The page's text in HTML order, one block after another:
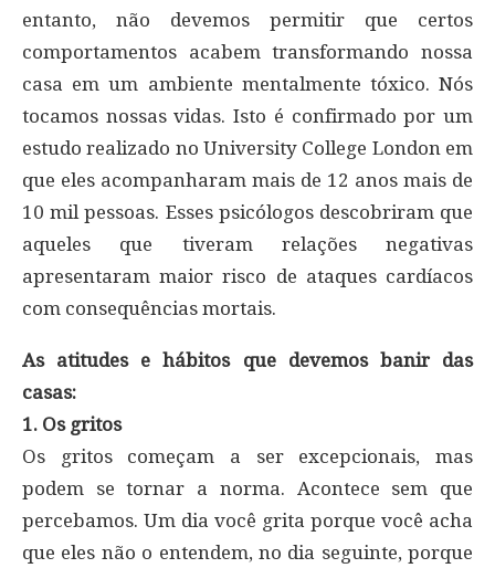
entanto, não devemos permitir que certos
comportamentos acabem transformando nossa
casa em um ambiente mentalmente tóxico. Nós
tocamos nossas vidas. Isto é confirmado por um
estudo realizado no University College London em
que eles acompanharam mais de 12 anos mais de
10 mil pessoas. Esses psicólogos descobriram que
aqueles que tiveram relações negativas
apresentaram maior risco de ataques cardíacos
com consequências mortais.
As atitudes e hábitos que devemos banir das
casas:
1. Os gritos
Os gritos começam a ser excepcionais, mas
podem se tornar a norma. Acontece sem que
percebamos. Um dia você grita porque você acha
que eles não o entendem, no dia seguinte, porque